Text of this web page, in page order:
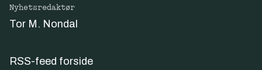
Nyhetsredaktør
Tor M. Nondal
RSS-feed forside